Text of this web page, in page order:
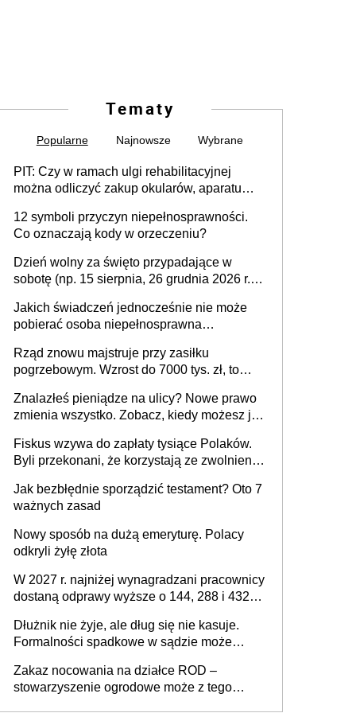
Tematy
Popularne Najnowsze Wybrane
PIT: Czy w ramach ulgi rehabilitacyjnej
można odliczyć zakup okularów, aparatu
12 symboli przyczyn niepełnosprawności.
Co oznaczają kody w orzeczeniu?
Dzień wolny za święto przypadające w
sobotę (np. 15 sierpnia, 26 grudnia 2026 r.) –
pracodawcy (sektor prywatny i administracja
publiczna), najczęstsze pytania
Jakich świadczeń jednocześnie nie może
pobierać osoba niepełnosprawna
Rząd znowu majstruje przy zasiłku
pogrzebowym. Wzrost do 7000 tys. zł, to
Znalazłeś pieniądze na ulicy? Nowe prawo
zmienia wszystko. Zobacz, kiedy możesz je
Fiskus wzywa do zapłaty tysiące Polaków.
Byli przekonani, że korzystają ze zwolnienia
Jak bezbłędnie sporządzić testament? Oto 7
ważnych zasad
Nowy sposób na dużą emeryturę. Polacy
odkryli żyłę złota
W 2027 r. najniżej wynagradzani pracownicy
dostaną odprawy wyższe o 144, 288 i 432
Dłużnik nie żyje, ale dług się nie kasuje.
Formalności spadkowe w sądzie może
zmarłego
Zakaz nocowania na działce ROD –
stowarzyszenie ogrodowe może z tego